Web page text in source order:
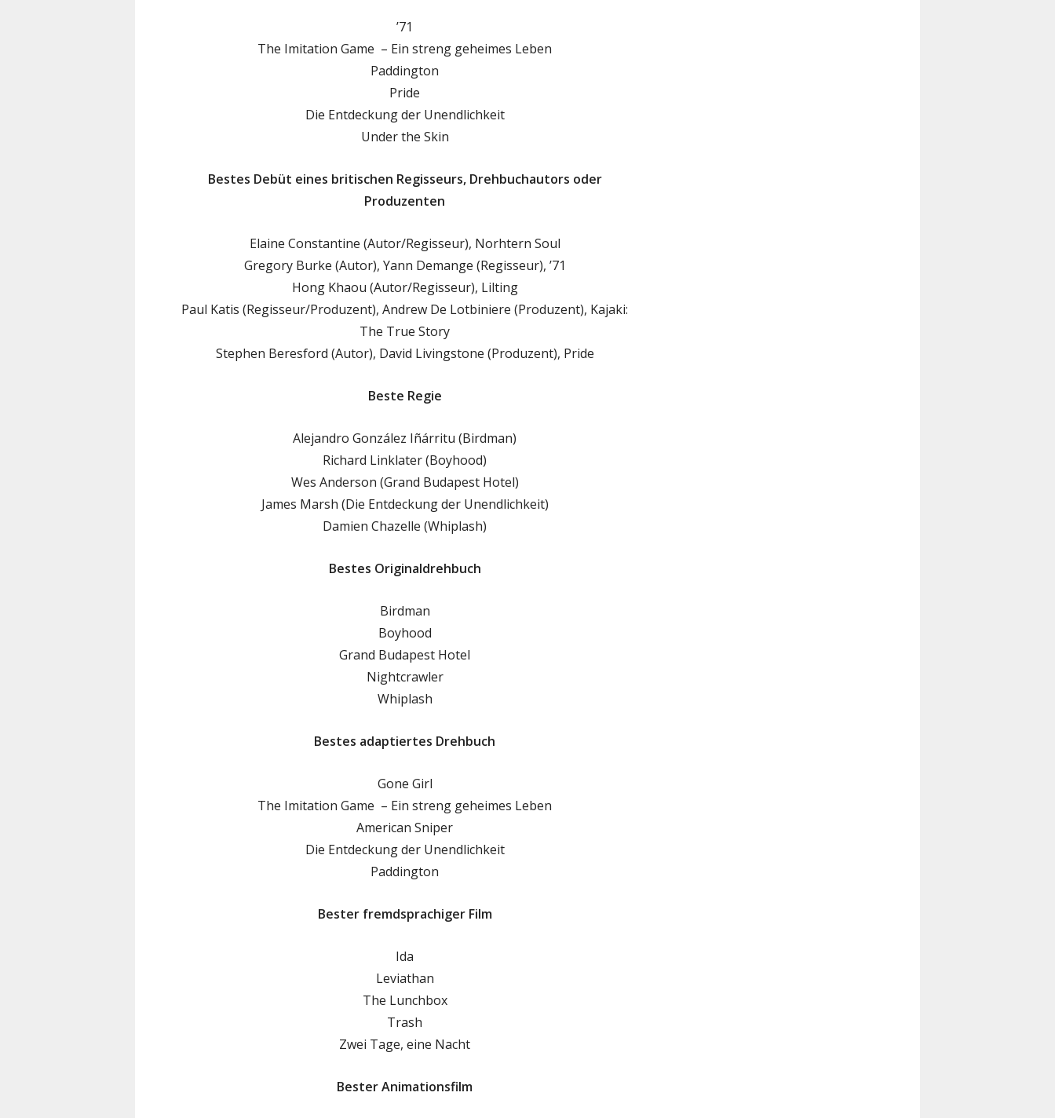
’71
The Imitation Game – Ein streng geheimes Leben
Paddington
Pride
Die Entdeckung der Unendlichkeit
Under the Skin
Bestes Debüt eines britischen Regisseurs, Drehbuchautors oder
Produzenten
Elaine Constantine (Autor/Regisseur), Norhtern Soul
Gregory Burke (Autor), Yann Demange (Regisseur), ’71
Hong Khaou (Autor/Regisseur), Lilting
Paul Katis (Regisseur/Produzent), Andrew De Lotbiniere (Produzent), Kajaki:
The True Story
Stephen Beresford (Autor), David Livingstone (Produzent), Pride
Beste Regie
Alejandro González Iñárritu (Birdman)
Richard Linklater (Boyhood)
Wes Anderson (Grand Budapest Hotel)
James Marsh (Die Entdeckung der Unendlichkeit)
Damien Chazelle (Whiplash)
Bestes Originaldrehbuch
Birdman
Boyhood
Grand Budapest Hotel
Nightcrawler
Whiplash
Bestes adaptiertes Drehbuch
Gone Girl
The Imitation Game – Ein streng geheimes Leben
American Sniper
Die Entdeckung der Unendlichkeit
Paddington
Bester fremdsprachiger Film
Ida
Leviathan
The Lunchbox
Trash
Zwei Tage, eine Nacht
Bester Animationsfilm